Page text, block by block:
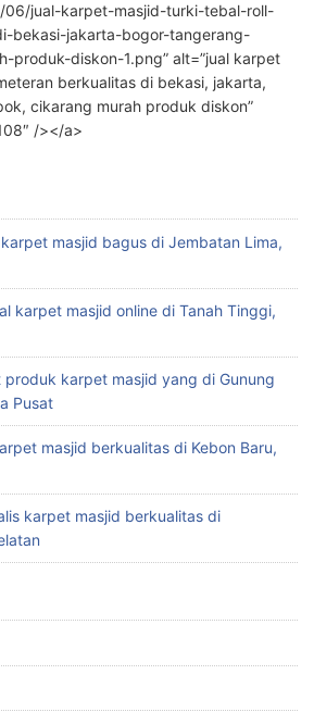
06/jual-karpet-masjid-turki-tebal-roll-
bekasi-jakarta-bogor-tangerang-
produk-diskon-1.png” alt=”jual karpet
berkualitas di bekasi, jakarta,
cikarang murah produk diskon”
/></a>
masjid bagus di Jembatan Lima,
karpet masjid online di Tanah Tinggi,
karpet masjid yang di Gunung
Pusat
masjid berkualitas di Kebon Baru,
karpet masjid berkualitas di